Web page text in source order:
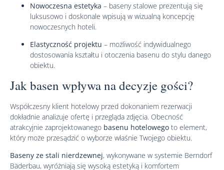
Nowoczesna estetyka – baseny stalowe prezentują się
luksusowo i doskonale wpisują w wizualną koncepcję
nowoczesnych hoteli.
Elastyczność projektu – możliwość indywidualnego
dostosowania kształtu i otoczenia basenu do stylu danego
obiektu.
Jak basen wpływa na decyzje gości?
Współczesny klient hotelowy przed dokonaniem rezerwacji
dokładnie analizuje ofertę i przegląda zdjęcia. Obecność
atrakcyjnie zaprojektowanego basenu hotelowego to element,
który może przesądzić o wyborze właśnie Twojego obiektu.
Baseny ze stali nierdzewnej, wykonywane w systemie Berndorf
Bäderbau, wyróżniają się wysoką estetyką i komfortem